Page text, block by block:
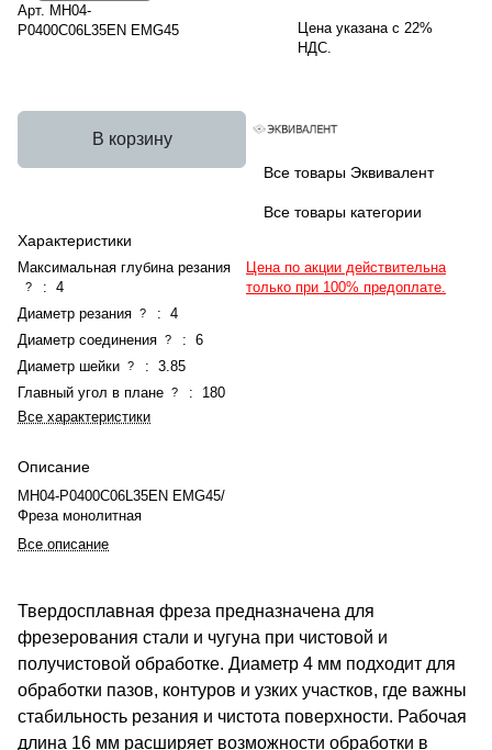
Арт. MH04-
P0400C06L35EN EMG45
В корзину
Характеристики
Максимальная глубина резания
? : 4
Диаметр резания ? : 4
Диаметр соединения ? : 6
Диаметр шейки ? : 3.85
Главный угол в плане ? :
180
Все характеристики
Описание
MH04-P0400C06L35EN EMG45/
Фреза монолитная
Все описание
Цена указана с 22%
НДС.
Все товары Эквивалент
Все товары категории
Цена по акции действительна
только при 100% предоплате.
Твердосплавная фреза предназначена для
фрезерования стали и чугуна при чистовой и
получистовой обработке. Диаметр 4 мм подходит для
обработки пазов, контуров и узких участков, где важны
стабильность резания и чистота поверхности. Рабочая
длина 16 мм расширяет возможности обработки в